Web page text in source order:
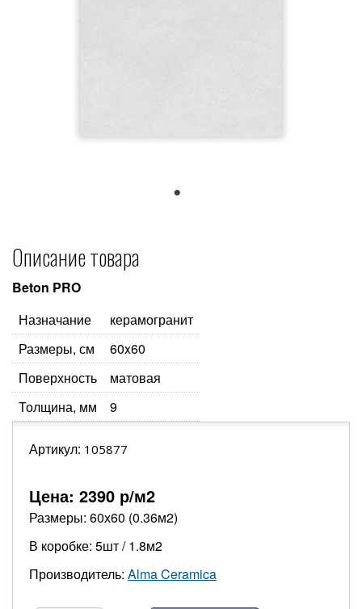
Описание товара
Beton PRO
Назначание
керамогранит
Размеры, см
60x60
Поверхность
матовая
Толщина, мм
9
Артикул: 105877
Цена: 2390 р/м2
Размеры: 60х60 (0.36м2)
В коробке: 5шт / 1.8м2
Производитель: Alma Ceramica